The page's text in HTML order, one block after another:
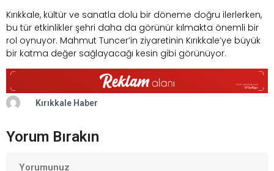
Kırıkkale, kültür ve sanatla dolu bir döneme doğru ilerlerken,
bu tür etkinlikler şehri daha da görünür kılmakta önemli bir
rol oynuyor. Mahmut Tuncer’in ziyaretinin Kırıkkale’ye büyük
bir katma değer sağlayacağı kesin gibi görünüyor.
Kırıkkale Haber
Yorum Bırakın